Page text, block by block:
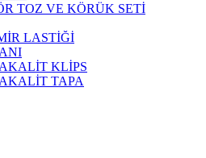
TOZ VE KÖRÜK SETİ
LASTİĞİ
KLİPS
TAPA